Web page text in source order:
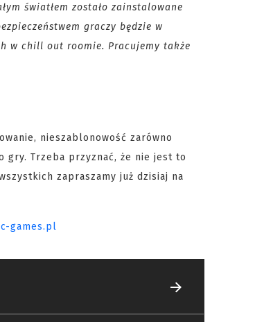
światłem zostało zainstalowane
graczy będzie w
w chill out roomie. Pracujemy także
nieszablonowość zarówno
gry. Trzeba przyznać, że nie jest to
zapraszamy już dzisiaj na
games.pl